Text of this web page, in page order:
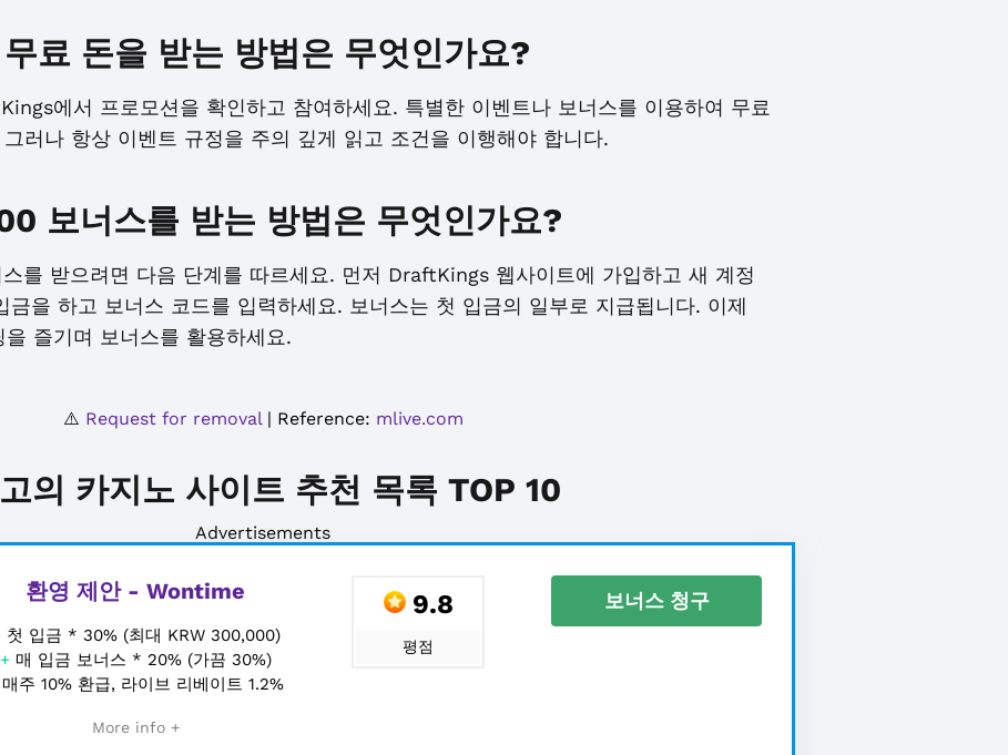
료 돈을 받는 방법은 무엇인가요?
에서 프로모션을 확인하고 참여하세요. 특별한 이벤트나 보너스를 이용하여 무료
러나 항상 이벤트 규정을 주의 깊게 읽고 조건을 이행해야 합니다.
보너스를 받는 방법은 무엇인가요?
를 받으려면 다음 단계를 따르세요. 먼저 DraftKings 웹사이트에 가입하고 새 계정
금을 하고 보너스 코드를 입력하세요. 보너스는 첫 입금의 일부로 지급됩니다. 이제
즐기며 보너스를 활용하세요.
⚠️ Request for removal| Reference: mlive.com
의 카지노 사이트 추천 목록 TOP 10
Advertisements
환영 제안 - Wontime
첫 입금 * 30% (최대 KRW 300,000)
+ 매 입금 보너스 * 20% (가끔 30%)
매주 10% 환급, 라이브 리베이트 1.2%
More info +
9.8
평점
보너스 청구